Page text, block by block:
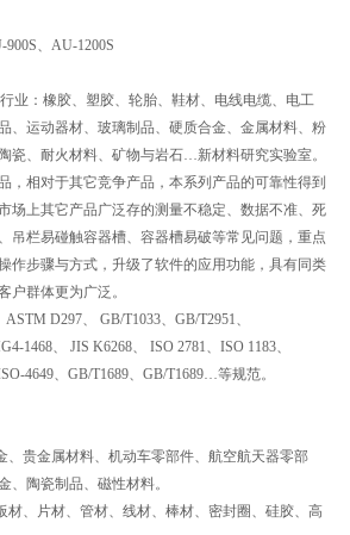
、AU-1200S
业：橡胶、塑胶、轮胎、鞋材、电线电缆、电工
、运动器材、玻璃制品、硬质合金、金属材料、粉
瓷、耐火材料、矿物与岩石…新材料研究实验室。
，相对于其它竞争产品，本系列产品的可靠性得到
场上其它产品广泛存的测量不稳定、数据不准、死
吊栏易碰触容器槽、容器槽易破等常见问题，重点
作步骤与方式，升级了软件的应用功能，具有同类
户群体更为广泛。
D297、 GB/T1033、GB/T2951、
1468、 JIS K6268、 ISO 2781、ISO 1183、
4649、GB/T1689、GB/T1689…等规范。
、贵金属材料、机动车零部件、航空航天器零部
、陶瓷制品、磁性材料。
材、片材、管材、线材、棒材、密封圈、硅胶、高